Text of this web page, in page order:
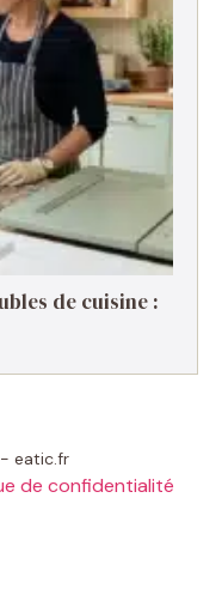
de cuisine :
eatic.fr
de confidentialité